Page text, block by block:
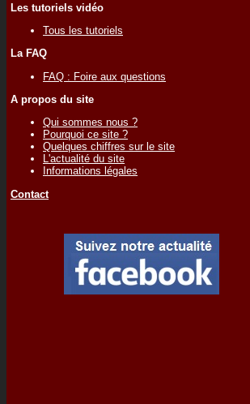
Les tutoriels vidéo
Tous les tutoriels
La FAQ
FAQ : Foire aux questions
A propos du site
Qui sommes nous ?
Pourquoi ce site ?
Quelques chiffres sur le site
L'actualité du site
Informations légales
Contact